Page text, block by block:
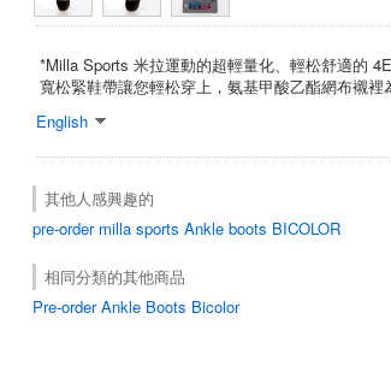
*Milla Sports 米拉運動的超輕量化、輕松舒適的
寬松緊鞋帶讓您輕松穿上，氨基甲酸乙酯網布襯裡
English
其他人感興趣的
pre-order milla sports Ankle boots BICOLOR
相同分類的其他商品
Pre-order Ankle Boots Bicolor